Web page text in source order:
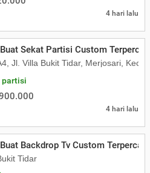
4 hari lalu
Sekat Partisi Custom
Jl. Villa Bukit Tidar, Merjosari, Kec.
partisi
4 hari lalu
Backdrop Tv Custom
Tidar